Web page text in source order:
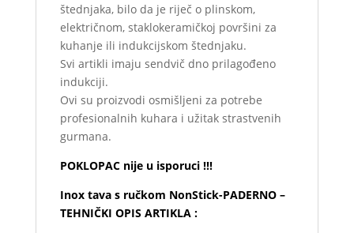
štednjaka, bilo da je riječ o plinskom,
električnom, staklokeramičkoj površini za
kuhanje ili indukcijskom štednjaku.
Svi artikli imaju sendvič dno prilagođeno
indukciji.
Ovi su proizvodi osmišljeni za potrebe
profesionalnih kuhara i užitak strastvenih
gurmana.
POKLOPAC nije u isporuci !!!
Inox tava s ručkom NonStick-PADERNO –
TEHNIČKI OPIS ARTIKLA :